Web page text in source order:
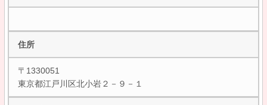
住所
〒1330051
東京都江戸川区北小岩２－９－１